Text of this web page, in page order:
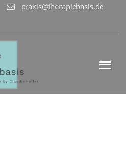
praxis@therapiebasis.de